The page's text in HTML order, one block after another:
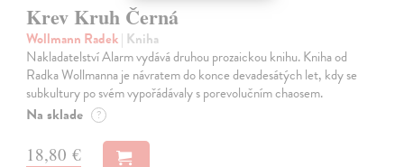
Krev Kruh Černá
Wollmann Radek| Kniha
Nakladatelství Alarm vydává druhou prozaickou knihu. Kniha od
Radka Wollmanna je návratem do konce devadesátých let, kdy se
subkultury po svém vypořádávaly s porevolučním chaosem.
Na sklade ?
18,80 €